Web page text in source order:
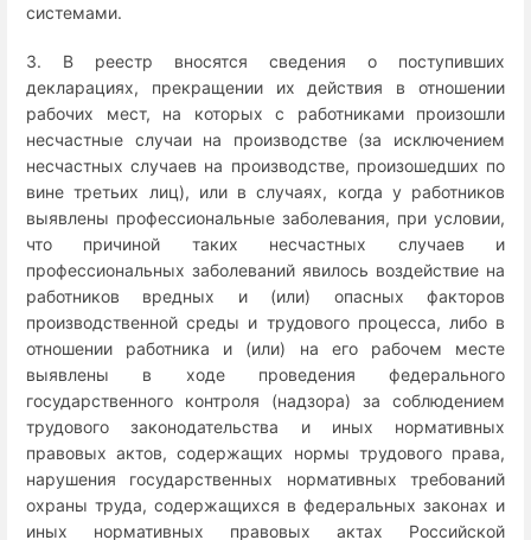
системами.
3. В реестр вносятся сведения о поступивших
декларациях, прекращении их действия в отношении
рабочих мест, на которых с работниками произошли
несчастные случаи на производстве (за исключением
несчастных случаев на производстве, произошедших по
вине третьих лиц), или в случаях, когда у работников
выявлены профессиональные заболевания, при условии,
что причиной таких несчастных случаев и
профессиональных заболеваний явилось воздействие на
работников вредных и (или) опасных факторов
производственной среды и трудового процесса, либо в
отношении работника и (или) на его рабочем месте
выявлены в ходе проведения федерального
государственного контроля (надзора) за соблюдением
трудового законодательства и иных нормативных
правовых актов, содержащих нормы трудового права,
нарушения государственных нормативных требований
охраны труда, содержащихся в федеральных законах и
иных нормативных правовых актах Российской